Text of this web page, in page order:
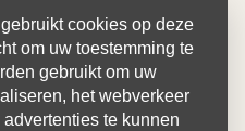
cookies op deze
om uw toestemming te
gebruikt om uw
het webverkeer
te kunnen